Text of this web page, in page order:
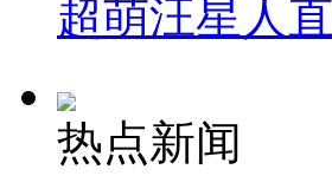
超萌汪星人
热点新闻